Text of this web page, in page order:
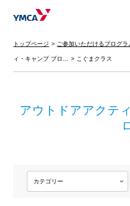
トップページ ご参加いただけるプログラ
ィ・キャンプ ブロ… こぐまクラス
アウトドアアクテ